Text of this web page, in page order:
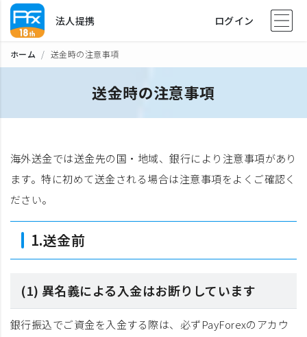
法人提携 ログイン
ホーム 送金時の注意事項
送金時の注意事項
海外送金では送金先の国・地域、銀行により注意事項があり
ます。特に初めて送金される場合は注意事項をよくご確認く
ださい。
1.送金前
(1) 異名義による入金はお断りしています
銀行振込でご資金を入金する際は、必ずPayForexのアカウ